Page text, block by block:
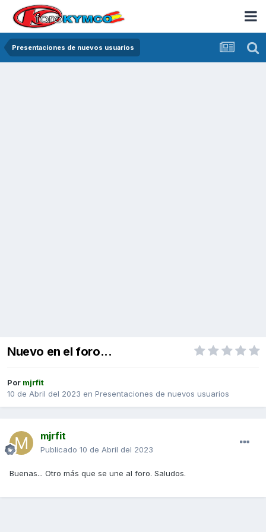
Presentaciones de nuevos usuarios
Nuevo en el foro...
Por mjrfit
10 de Abril del 2023 en Presentaciones de nuevos usuarios
mjrfit
Publicado 10 de Abril del 2023
Buenas... Otro más que se une al foro. Saludos.